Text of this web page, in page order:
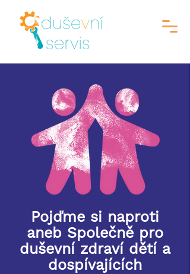
Pojďme si naproti
aneb Společně pro
duševní zdraví dětí a
dospívajících